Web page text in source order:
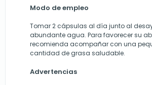
Modo de empleo
Tomar 2 cápsulas al día junto al
abundante agua. Para favorecer su
recomienda acompañar con una
cantidad de grasa saludable.
Advertencias